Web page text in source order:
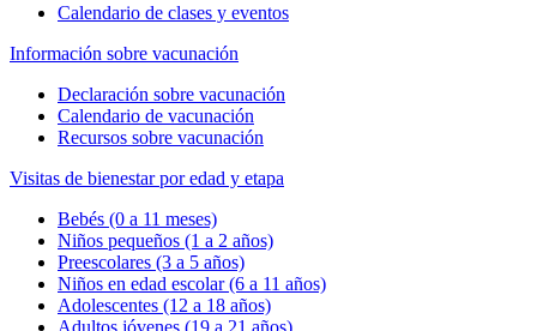
Calendario de clases y eventos
Información sobre vacunación
Declaración sobre vacunación
Calendario de vacunación
Recursos sobre vacunación
Visitas de bienestar por edad y etapa
Bebés (0 a 11 meses)
Niños pequeños (1 a 2 años)
Preescolares (3 a 5 años)
Niños en edad escolar (6 a 11 años)
Adolescentes (12 a 18 años)
Adultos jóvenes (19 a 21 años)